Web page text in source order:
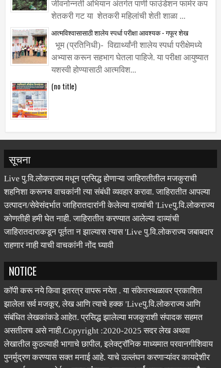
जीवनोन्नती अभियान अंतर्गत पाणी फाउंडेशन फार्मर कप
शेतकरी गट या शेतकरी महिलांची शेती शाळा ...
आत्मविश्वासासाठी शालेय स्पर्धा परीक्षा आवश्यक - गफूर शेख
भूम (प्रतिनिधी)- विद्यार्थ्यांनी शालेय स्पर्धा परीक्षेमध्ये
अभ्यास करून सहभाग घेतला पाहिजे. या परीक्षा आयुष्यात
यशस्वी होण्यासाठी आत्मविश...
(no title)
सूचना
Live पु.वि.लोकराज्य मधून प्रसिद्ध होणाऱ्या जाहिरातीतील मजकुराची
शहनिशा करूनच वाचकांनी त्या संबंधी व्यवहार करावा. जाहिरातीत आपल्या
उत्पादन/सेवेसंदर्भात जाहिरातदारांनी केलेल्या दाव्यांची 'Liveपु.वि.लोकराज्य
कोणतीही हमी घेत नाही. जाहिरातीत करण्यात आलेल्या दाव्यांची
जाहिरातदाराकडून पूर्तता न झाल्यास त्यास 'Live पु.वि.लोकराज्य जबाबदार
राहणार नाही याची वाचकांनी नोंद घ्यावी
NOTICE
कॉपी करू नये किवा इतरत्र वापरू नयेत . या संकेतस्थळावर प्रकाशित
झालेला सर्व मजकूर, लेख आणि त्याचे हक्क 'Liveपु.वि.लोकराज्य आणि
संबंधित लेखकांकडे आहेत. प्रसिद्ध झालेल्या मजकुराशी संपादक सहमत
असतीलच असे नाही.Copyright :2020-2025 सदर लेख अथवा
लेखातील कुठल्याही भागाचे छापील, इलेक्ट्रॉनिक माध्यमात परवानगीशिवाय
पुनर्मुद्रण करण्यास सक्त मनाई आहे. याचे उल्लंघन करणाऱ्यांवर कायदेशीर